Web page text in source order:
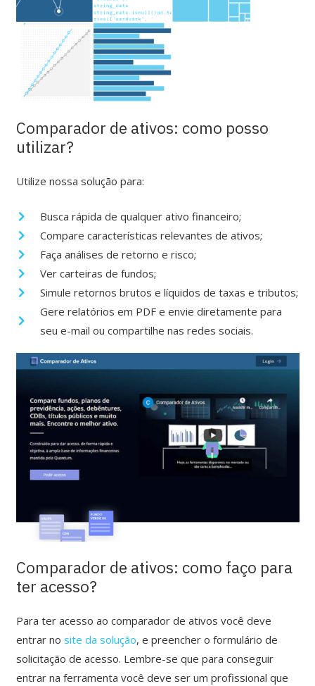
Comparador de ativos: como posso
utilizar?
Utilize nossa solução para:
Busca rápida de qualquer ativo financeiro;
Compare características relevantes de ativos;
Faça análises de retorno e risco;
Ver carteiras de fundos;
Simule retornos brutos e líquidos de taxas e tributos;
Gere relatórios em PDF e envie diretamente para
seu e-mail ou compartilhe nas redes sociais.
Comparador de ativos: como faço para
ter acesso?
Para ter acesso ao comparador de ativos você deve
entrar no site da solução, e preencher o formulário de
solicitação de acesso. Lembre-se que para conseguir
entrar na ferramenta você deve ser um profissional que